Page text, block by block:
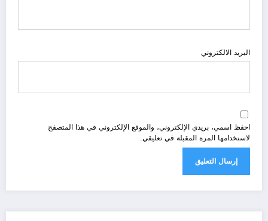
البريد الالكتروني
احفظ اسمي، بريدي الإلكتروني، والموقع الإلكتروني في هذا المتصفح
لاستخدامها المرة المقبلة في تعليقي.